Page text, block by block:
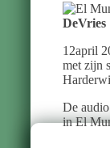
DeVries
12april
met zijn
De
in El